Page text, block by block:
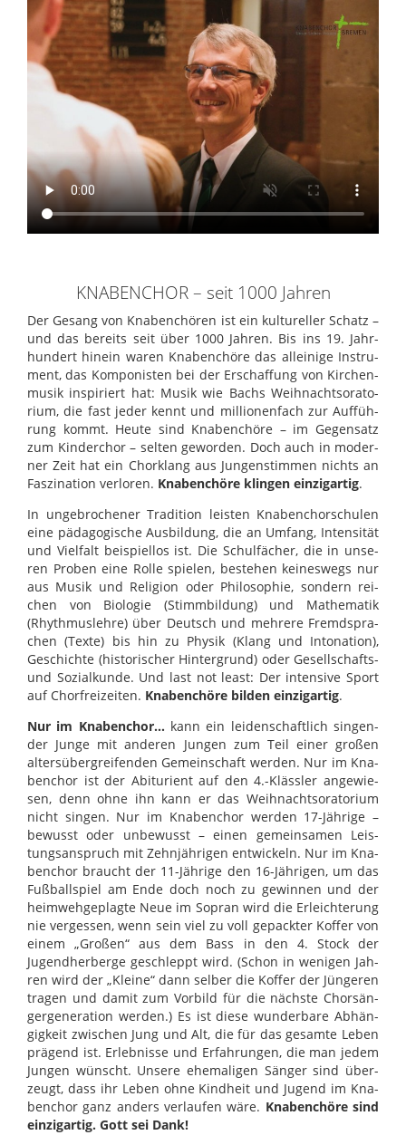
KNABENCHOR – seit 1000 Jahren
Der Gesang von Kna­ben­chö­ren ist ein kul­tu­rel­ler Schatz –
und das bereits seit über 1000 Jah­ren. Bis ins 19. Jahr­
hun­dert hin­ein waren Kna­ben­chöre das allei­nige Instru­
ment, das Kom­po­nis­ten bei der Erschaf­fung von Kir­chen­
mu­sik inspi­riert hat: Musik wie Bachs Weih­nachts­o­ra­to­
rium, die fast jeder kennt und mil­li­o­nen­fach zur Auf­füh­
rung kommt. Heute sind Kna­ben­chöre – im Gegen­satz
zum Kin­der­chor – sel­ten gewor­den. Doch auch in moder­
ner Zeit hat ein Chor­klang aus Jun­gen­stim­men nichts an
Fas­zi­na­tion ver­lo­ren. Kna­ben­chöre klin­gen ein­zig­ar­tig.
In unge­bro­che­ner Tra­di­tion leis­ten Kna­ben­chor­schu­len
eine päd­ago­gi­sche Aus­bil­dung, die an Umfang, Inten­si­tät
und Viel­falt bei­spiel­los ist. Die Schul­fä­cher, die in unse­
ren Pro­ben eine Rolle spie­len, beste­hen kei­nes­wegs nur
aus Musik und Reli­gion oder Phi­lo­so­phie, son­dern rei­
chen von Bio­lo­gie (Stimm­bil­dung) und Mathe­ma­tik
(Rhyth­mus­lehre) über Deutsch und meh­rere Fremd­spra­
chen (Texte) bis hin zu Phy­sik (Klang und Into­na­tion),
Geschichte (his­to­ri­scher Hin­ter­grund) oder Gesell­schafts-
und Sozi­al­kunde. Und last not least: Der inten­sive Sport
auf Chor­frei­zei­ten. Kna­ben­chöre bil­den ein­zig­ar­tig.
Nur im Kna­ben­chor… kann ein lei­den­schaft­lich sin­gen­
der Junge mit ande­ren Jun­gen zum Teil einer gro­ßen
alters­über­grei­fen­den Gemein­schaft wer­den. Nur im Kna­
ben­chor ist der Abitu­ri­ent auf den 4.-Kläss­ler ange­wie­
sen, denn ohne ihn kann er das Weih­nachts­o­ra­to­rium
nicht sin­gen. Nur im Kna­ben­chor wer­den 17-Jäh­rige –
bewusst oder unbe­wusst – einen gemein­sa­men Leis­
tungs­an­spruch mit Zehn­jäh­ri­gen ent­wi­ckeln. Nur im Kna­
ben­chor braucht der 11-Jäh­rige den 16-Jäh­ri­gen, um das
Fuß­ball­spiel am Ende doch noch zu gewin­nen und der
heim­weh­ge­plagte Neue im Sopran wird die Erleich­te­rung
nie ver­ges­sen, wenn sein viel zu voll gepack­ter Kof­fer von
einem „Gro­ßen“ aus dem Bass in den 4. Stock der
Jugend­her­berge geschleppt wird. (Schon in weni­gen Jah­
ren wird der „Kleine“ dann sel­ber die Kof­fer der Jün­ge­ren
tra­gen und damit zum Vor­bild für die nächste Chor­sän­
ger­ge­ne­ra­tion wer­den.) Es ist diese wun­der­bare Abhän­
gig­keit zwi­schen Jung und Alt, die für das gesamte Leben
prä­gend ist. Erleb­nisse und Erfah­run­gen, die man jedem
Jun­gen wünscht. Unsere ehe­ma­li­gen Sän­ger sind über­
zeugt, dass ihr Leben ohne Kind­heit und Jugend im Kna­
ben­chor ganz anders ver­lau­fen wäre. Kna­ben­chöre sind
ein­zig­ar­tig. Gott sei Dank!